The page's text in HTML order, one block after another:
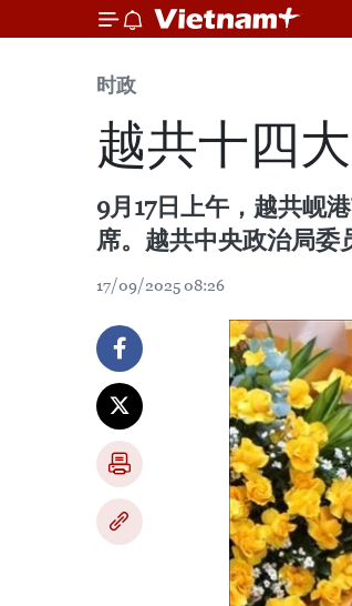
时政
越共十四
9月17日上午，越共岘
席。越共中央政治局委
17/09/2025 08:26